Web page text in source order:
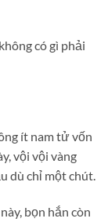
có gì phải
ít nam tử vốn
vội vội vàng
dù chỉ một chút.
bọn hắn còn